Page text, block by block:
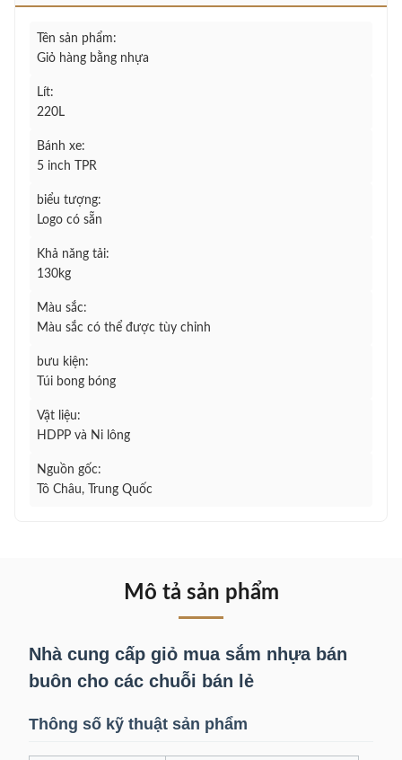
Tên sản phẩm:
Giỏ hàng bằng nhựa
Lít:
220L
Bánh xe:
5 inch TPR
biểu tượng:
Logo có sẵn
Khả năng tải:
130kg
Màu sắc:
Màu sắc có thể được tùy chỉnh
bưu kiện:
Túi bong bóng
Vật liệu:
HDPP và Ni lông
Nguồn gốc:
Tô Châu, Trung Quốc
Mô tả sản phẩm
Nhà cung cấp giỏ mua sắm nhựa bán
buôn cho các chuỗi bán lẻ
Thông số kỹ thuật sản phẩm